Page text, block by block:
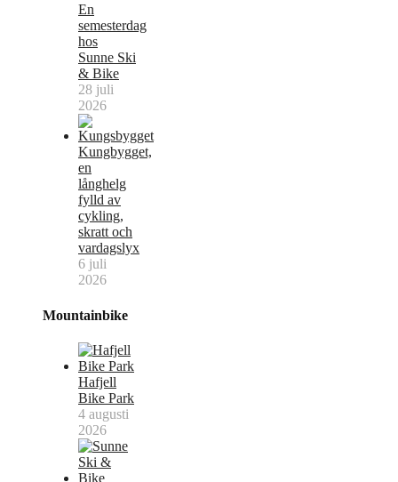
En
semesterdag
hos
Sunne Ski
& Bike
28 juli
2026
Kungbygget,
en
långhelg
fylld av
cykling,
skratt och
vardagslyx
6 juli
2026
Mountainbike
Hafjell
Bike Park
4 augusti
2026